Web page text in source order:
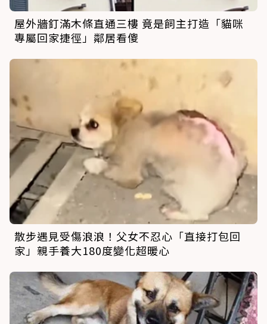
屋外牆釘滿木條直通三樓 竟是飼主打造「貓咪
專屬回家捷徑」鄰居看傻
散步遇見受傷浪浪！父女不忍心「直接打包回
家」親手養大180度變化超暖心